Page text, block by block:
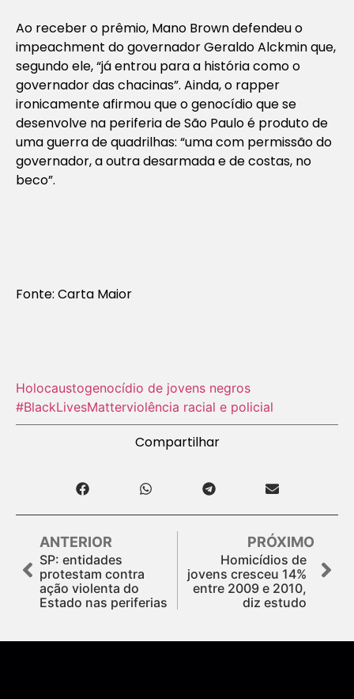
Ao receber o prêmio, Mano Brown defendeu o
impeachment do governador Geraldo Alckmin que,
segundo ele, “já entrou para a história como o
governador das chacinas”. Ainda, o rapper
ironicamente afirmou que o genocídio que se
desenvolve na periferia de São Paulo é produto de
uma guerra de quadrilhas: “uma com permissão do
governador, a outra desarmada e de costas, no
beco”.
Fonte: Carta Maior
Holocausto‬genocídio de jovens negros
#BlackLivesMatterviolência racial e policial
Compartilhar
ANTERIOR
SP: entidades
protestam contra
ação violenta do
Estado nas periferias
PRÓXIMO
Homicídios de
jovens cresceu 14%
entre 2009 e 2010,
diz estudo